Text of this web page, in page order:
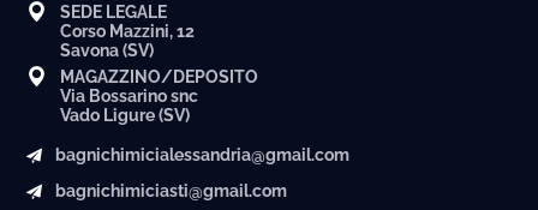
SEDE LEGALE
Corso Mazzini, 12
Savona (SV)
MAGAZZINO/DEPOSITO
Via Bossarino snc
Vado Ligure (SV)
bagnichimicialessandria@gmail.com
bagnichimiciasti@gmail.com